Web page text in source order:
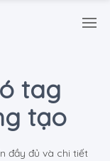
tag
tạo
đầy đủ và chi tiết